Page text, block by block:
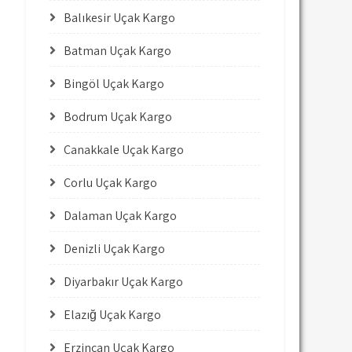
Balıkesir Uçak Kargo
Batman Uçak Kargo
Bingöl Uçak Kargo
Bodrum Uçak Kargo
Çanakkale Uçak Kargo
Çorlu Uçak Kargo
Dalaman Uçak Kargo
Denizli Uçak Kargo
Diyarbakır Uçak Kargo
Elazığ Uçak Kargo
Erzincan Uçak Kargo